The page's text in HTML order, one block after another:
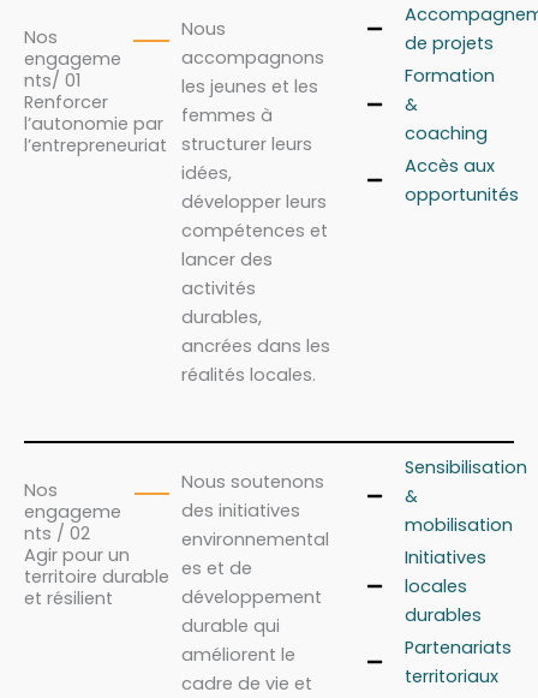
Nos
engageme
nts/ 01
Renforcer
l’autonomie par
l’entrepreneuriat
Nous
accompagnons
les jeunes et les
femmes à
structurer leurs
idées,
développer leurs
compétences et
lancer des
activités
durables,
ancrées dans les
réalités locales.
de projets
Formation
&
coaching
Accès aux
opportunités
Nos
engageme
nts / 02
Agir pour un
territoire durable
et résilient
Nous soutenons
des initiatives
environnemental
es et de
développement
durable qui
améliorent le
cadre de vie et
Sensibilisation
&
mobilisation
Initiatives
locales
durables
Partenariats
territoriaux